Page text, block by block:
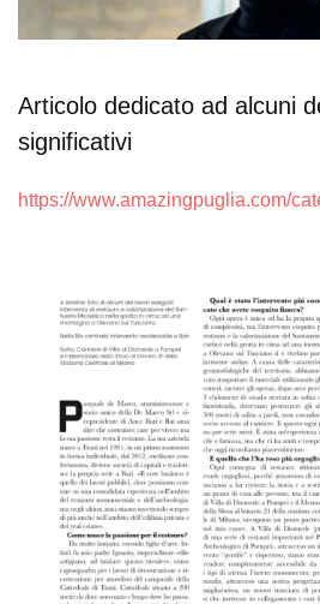
Articolo dedicato ad alcuni
significativi
https://www.amazingpuglia.com/